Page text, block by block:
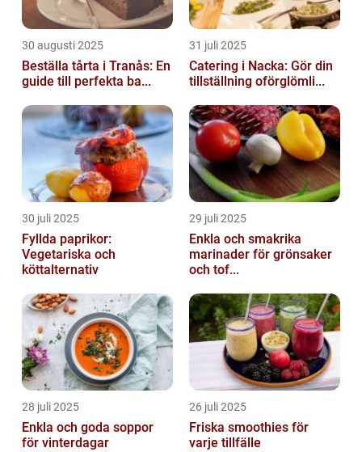
30 augusti 2025
Beställa tårta i Tranås: En
guide till perfekta ba...
31 juli 2025
Catering i Nacka: Gör din
tillställning oförglömli...
30 juli 2025
Fyllda paprikor:
Vegetariska och
köttalternativ
29 juli 2025
Enkla och smakrika
marinader för grönsaker
och tof...
28 juli 2025
Enkla och goda soppor
för vinterdagar
26 juli 2025
Friska smoothies för
varje tillfälle